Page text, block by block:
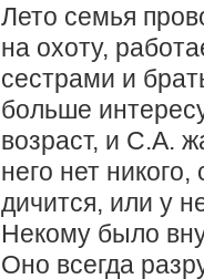
Лето семья
на охоту,
сестрами и
больше
возраст, и С.А.
него нет
дичится, или у
Некому было
Оно всегда